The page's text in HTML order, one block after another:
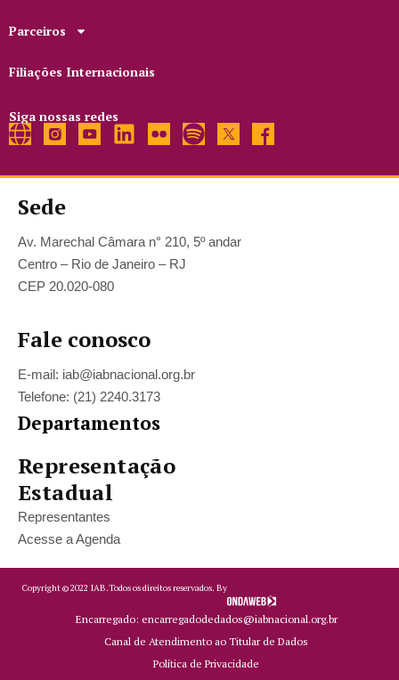
Parceiros
Filiações Internacionais
Siga nossas redes
Sede
Av. Marechal Câmara n° 210, 5º andar
Centro – Rio de Janeiro – RJ
CEP 20.020-080
Fale conosco
E-mail: iab@iabnacional.org.br
Telefone: (21) 2240.3173
Departamentos
Representação
Estadual
Representantes
Acesse a Agenda
Copyright ©2022 IAB.Todos os direitos reservados. By
Encarregado: encarregadodedados@iabnacional.org.br
Canal de Atendimento ao Titular de Dados
Política de Privacidade